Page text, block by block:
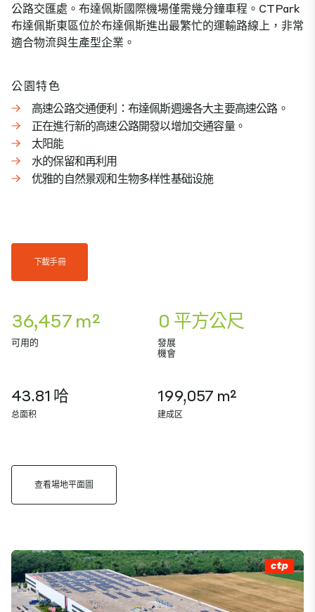
公路交匯處。布達佩斯國際機場僅需幾分鐘車程。CTPark
布達佩斯東區位於布達佩斯進出最繁忙的運輸路線上，非常
適合物流與生產型企業。
公園特色
高速公路交通便利：布達佩斯週邊各大主要高速公路。
正在進行新的高速公路開發以增加交通容量。
太阳能
水的保留和再利用
优雅的自然景观和生物多样性基础设施
下載手冊
36,457 m²
可用的
0 平方公尺
發展
機會
43.81 哈
总面积
199,057 m²
建成区
查看場地平面圖